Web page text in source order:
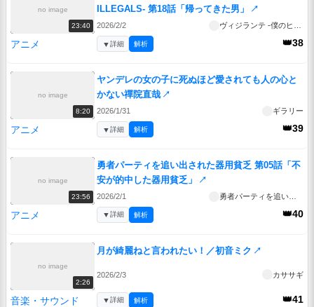
no image
23:40
ILLEGALS- 第18話「帰ってきた男」
↗
2026/2/2
アニメ 👑38
▼詳細 解析
no image
8:20
ヤンデレの女の子に死ぬほど愛されても人の心と
かない禪院直哉 ↗
2026/1/31 ギラリー
アニメ 👑39
▼詳細 解析
no image
23:56
勇者パーティを追い出された器用貧乏 第05話「不
安が的中した器用貧乏」
↗
2026/2/1
アニメ 👑40
▼詳細 解析
no image
2:26
月が綺麗ねと言われたい！／初音ミク ↗
2026/2/3 カササギ
音楽・サウンド 👑41
▼詳細 解析